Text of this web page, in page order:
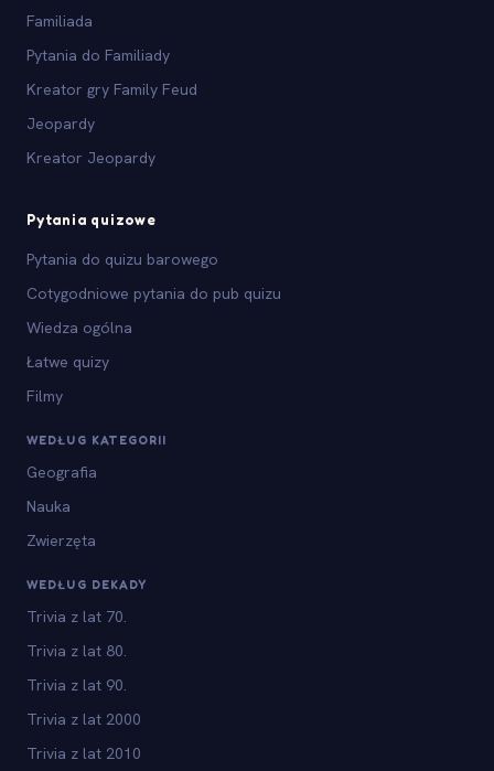
Familiada
Pytania do Familiady
Kreator gry Family Feud
Jeopardy
Kreator Jeopardy
Pytania quizowe
Pytania do quizu barowego
Cotygodniowe pytania do pub quizu
Wiedza ogólna
Łatwe quizy
Filmy
WEDŁUG KATEGORII
Geografia
Nauka
Zwierzęta
WEDŁUG DEKADY
Trivia z lat 70.
Trivia z lat 80.
Trivia z lat 90.
Trivia z lat 2000
Trivia z lat 2010